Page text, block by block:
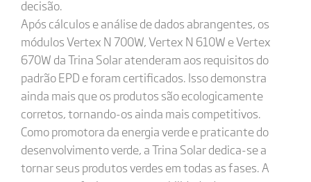
decisão.
Após cálculos e análise de dados abrangentes, os
módulos Vertex N 700W, Vertex N 610W e Vertex
670W da Trina Solar atenderam aos requisitos do
padrão EPD e foram certificados. Isso demonstra
ainda mais que os produtos são ecologicamente
corretos, tornando-os ainda mais competitivos.
Como promotora da energia verde e praticante do
desenvolvimento verde, a Trina Solar dedica-se a
tornar seus produtos verdes em todas as fases. A